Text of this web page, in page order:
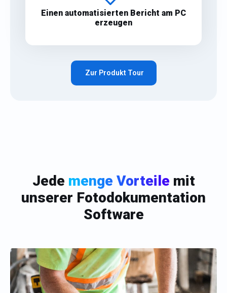
Einen automatisierten Bericht am PC
erzeugen
Zur Produkt Tour
Jede menge Vorteile mit
unserer Fotodokumentation
Software